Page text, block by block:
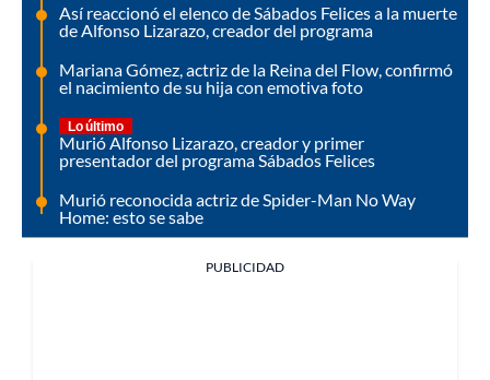
Así reaccionó el elenco de Sábados Felices a la muerte
de Alfonso Lizarazo, creador del programa
Mariana Gómez, actriz de la Reina del Flow, confirmó
el nacimiento de su hija con emotiva foto
Lo último
Murió Alfonso Lizarazo, creador y primer
presentador del programa Sábados Felices
Murió reconocida actriz de Spider-Man No Way
Home: esto se sabe
PUBLICIDAD